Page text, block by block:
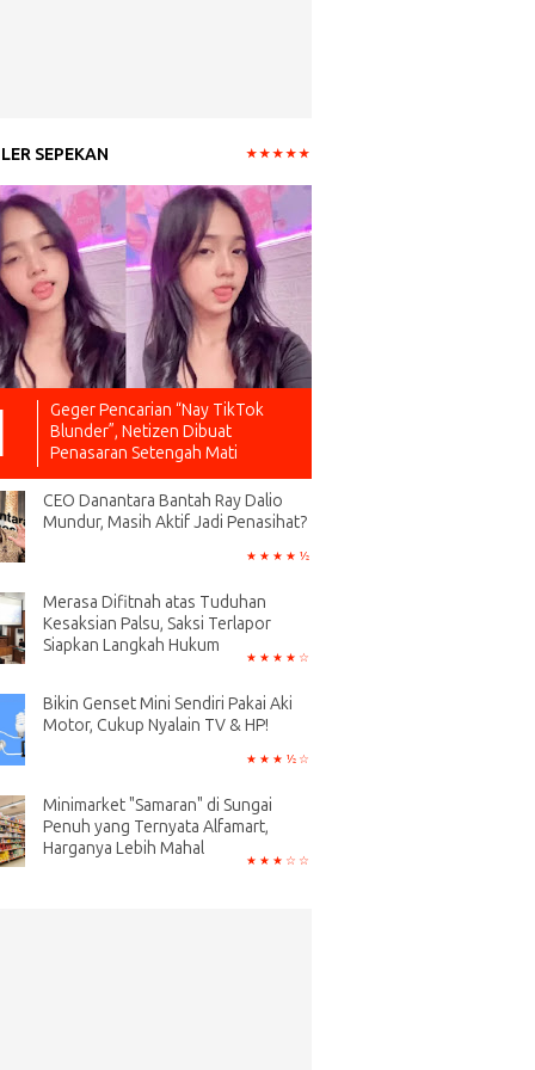
SEPEKAN
Geger Pencarian “Nay TikTok
Blunder”, Netizen Dibuat
Penasaran Setengah Mati
CEO Danantara Bantah Ray Dalio
Mundur, Masih Aktif Jadi Penasihat?
Merasa Difitnah atas Tuduhan
Kesaksian Palsu, Saksi Terlapor
Siapkan Langkah Hukum
Bikin Genset Mini Sendiri Pakai Aki
Motor, Cukup Nyalain TV & HP!
Minimarket "Samaran" di Sungai
Penuh yang Ternyata Alfamart,
Harganya Lebih Mahal